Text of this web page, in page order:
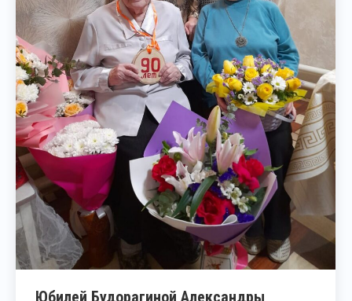
Юбилей Будорагиной Александры